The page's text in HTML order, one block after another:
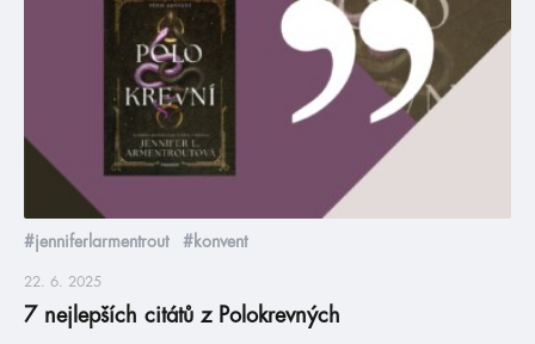
#jenniferlarmentrout #konvent
22. 6. 2025
7 nejlepších citátů z Polokrevných